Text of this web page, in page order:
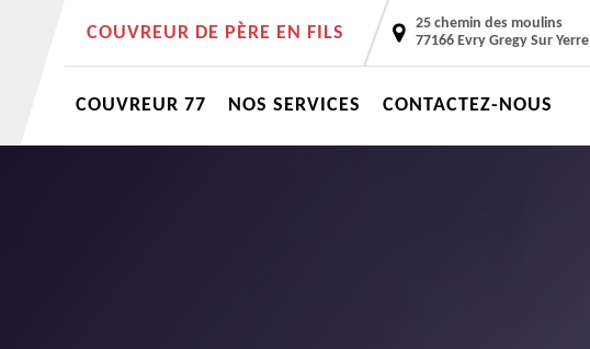
COUVREUR DE PÈRE EN FILS
25 chemin des moulins
77166 Evry Gregy Sur Yerre
COUVREUR 77 NOS SERVICES CONTACTEZ-NOUS